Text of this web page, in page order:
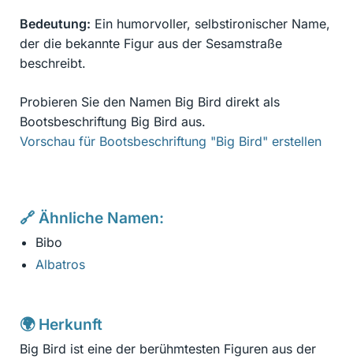
Bedeutung: Ein humorvoller, selbstironischer Name,
der die bekannte Figur aus der Sesamstraße
beschreibt.
Probieren Sie den Namen Big Bird direkt als
Bootsbeschriftung Big Bird aus.
Vorschau für Bootsbeschriftung "Big Bird" erstellen
🔗 Ähnliche Namen:
Bibo
Albatros
🌍 Herkunft
Big Bird ist eine der berühmtesten Figuren aus der